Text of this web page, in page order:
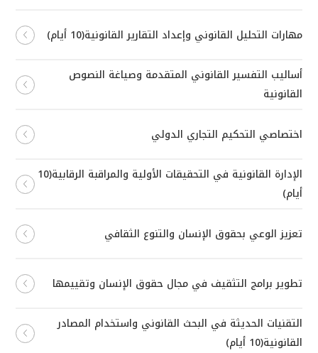
مهارات التحليل القانوني وإعداد التقارير القانونية(10 أيام)
أساليب التفسير القانوني المتقدمة وصياغة النصوص
القانونية
اختصاصي التحكيم التجاري الدولي
الإدارة القانونية في التحقيقات الأولية والمراقبة الرقابية(10
أيام)
تعزيز الوعي بحقوق الإنسان والتنوع الثقافي
تطوير برامج التثقيف في مجال حقوق الإنسان وتقييمها
التقنيات الحديثة في البحث القانوني واستخدام المصادر
القانونية(10 أيام)